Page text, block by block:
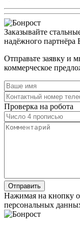
Заказывайте
надёжного
Отправьте заявку и
коммерческое
Проверка на робота
Нажимая на кнопку
персональных